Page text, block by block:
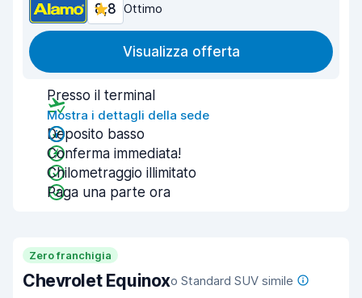
8,8 Ottimo
Visualizza offerta
Presso il terminal
Mostra i dettagli della sede
Deposito basso
Conferma immediata!
Chilometraggio illimitato
Paga una parte ora
Zero franchigia
Chevrolet Equinoxo Standard SUV simile